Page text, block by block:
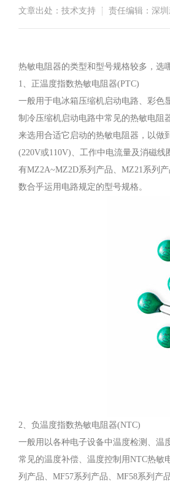
文章出处：技术支持 责任编辑：深
热敏电阻器的类型和型号规格较多，选
1、正温度指数热敏电阻器(PTC)
一般用于电冰箱压缩机启动电路、彩色
制冷压缩机启动电路中常见的热敏电阻
来选用合适它启动的热敏电阻器，以做
(220V或110V)、工作中电流量及消磁
有MZ2A~MZ2D系列产品、MZ21系列
数合乎运用电路规定的型号规格。
2、负温度指数热敏电阻器(NTC)
一般用以各种电子设备中温度检测、温
常见的温度补偿、温度控制用NTC热敏
列产品、MF57系列产品、MF58系列产